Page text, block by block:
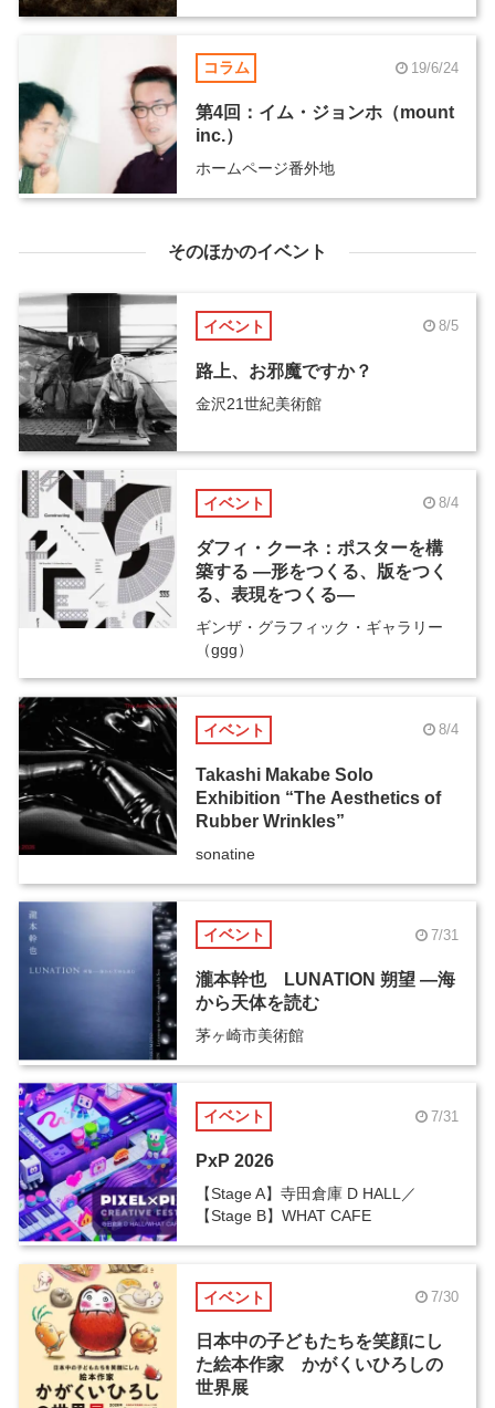
コラム 19/6/24
第4回：イム・ジョンホ（mount
inc.）
ホームページ番外地
そのほかのイベント
イベント 8/5
路上、お邪魔ですか？
金沢21世紀美術館
イベント 8/4
ダフィ・クーネ：ポスターを構
築する ―形をつくる、版をつく
る、表現をつくる―
ギンザ・グラフィック・ギャラリー
（ggg）
イベント 8/4
Takashi Makabe Solo
Exhibition “The Aesthetics of
Rubber Wrinkles”
sonatine
イベント 7/31
瀧本幹也 LUNATION 朔望 ―海
から天体を読む
茅ヶ崎市美術館
イベント 7/31
PxP 2026
【Stage A】寺田倉庫 D HALL／
【Stage B】WHAT CAFE
イベント 7/30
日本中の子どもたちを笑顔にし
た絵本作家 かがくいひろしの
世界展